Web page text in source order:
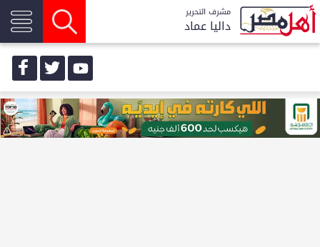
مشرف التحرير
داليا عماد